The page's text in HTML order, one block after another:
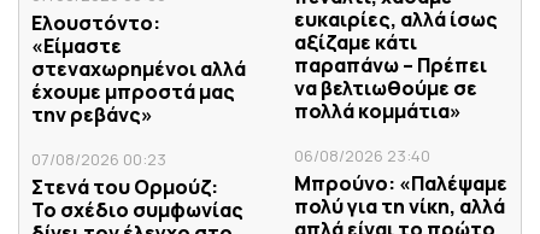
Ελουστόντο:
«Είμαστε
στεναχωρημένοι αλλά
έχουμε μπροστά μας
την ρεβάνς»
07/08/2026 00:23
Στενά του Ορμούζ:
Το σχέδιο συμφωνίας
ευκαιρίες, αλλά ίσως
αξίζαμε κάτι
παραπάνω – Πρέπει
να βελτιωθούμε σε
πολλά κομμάτια»
06/08/2026 23:40
Μπρούνο: «Παλέψαμε
πολύ για τη νίκη, αλλά
απλά είναι το πρώτο